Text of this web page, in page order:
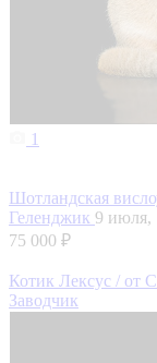
1
Шотландская
Геленджик 9 июля,
75 000 ₽
Котик Лексус / от
Заводчик